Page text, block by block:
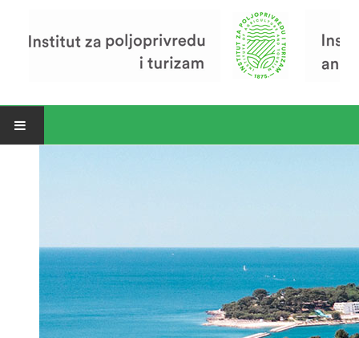
Zavod za poljoprivredu i prehranu
Zavod za ekonomiku i razvoj poljoprivrede
Zavod za turizam
Pokusno poljoprivredno imanje
Zaposlenici